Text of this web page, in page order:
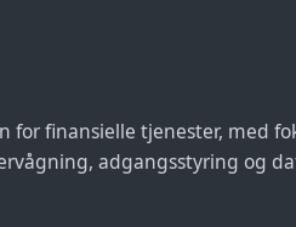
for finansielle tjenester, med
adgangsstyring og